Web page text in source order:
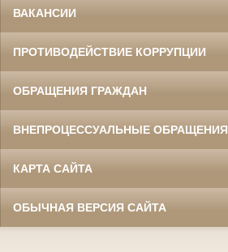
ВАКАНСИИ
ПРОТИВОДЕЙСТВИЕ КОРРУПЦИИ
ОБРАЩЕНИЯ ГРАЖДАН
ВНЕПРОЦЕССУАЛЬНЫЕ ОБРАЩЕНИЯ
КАРТА САЙТА
ОБЫЧНАЯ ВЕРСИЯ САЙТА